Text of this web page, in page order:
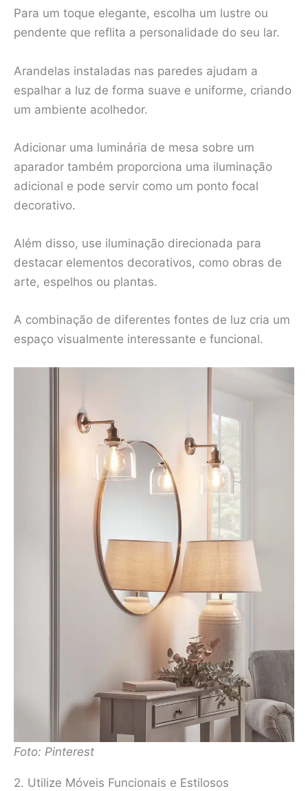
Para um toque elegante, escolha um lustre ou
pendente que reflita a personalidade do seu lar.
Arandelas instaladas nas paredes ajudam a
espalhar a luz de forma suave e uniforme, criando
um ambiente acolhedor.
Adicionar uma luminária de mesa sobre um
aparador também proporciona uma iluminação
adicional e pode servir como um ponto focal
decorativo.
Além disso, use iluminação direcionada para
destacar elementos decorativos, como obras de
arte, espelhos ou plantas.
A combinação de diferentes fontes de luz cria um
espaço visualmente interessante e funcional.
Foto: Pinterest
2. Utilize Móveis Funcionais e Estilosos